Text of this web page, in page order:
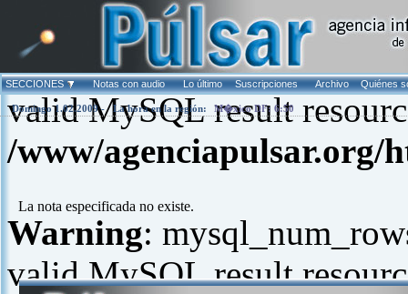
Warning:
valid MySQL result
/www/agenciapulsar.org/
Warning:
valid MySQL result
SECCIONES Notas con audio Lo último Suscripciones Archivo Quiénes
Domingo 1.02.2009 - La hora en la región: M�xico DF: 6:50
La nota especificada no existe.